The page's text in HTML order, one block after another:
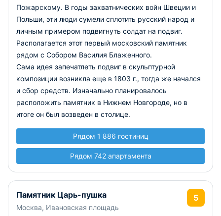
Пожарскому. В годы захватнических войн Швеции и
Польши, эти люди сумели сплотить русский народ и
личным примером подвигнуть солдат на подвиг.
Располагается этот первый московский памятник
рядом с Собором Василия Блаженного.
Сама идея запечатлеть подвиг в скульптурной
композиции возникла еще в 1803 г., тогда же начался
и сбор средств. Изначально планировалось
расположить памятник в Нижнем Новгороде, но в
итоге он был возведен в столице.
Рядом 1 886 гостиниц
Рядом 742 апартамента
Памятник Царь-пушка
Москва, Ивановская площадь
5